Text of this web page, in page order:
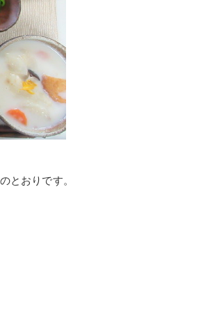
とおりです。